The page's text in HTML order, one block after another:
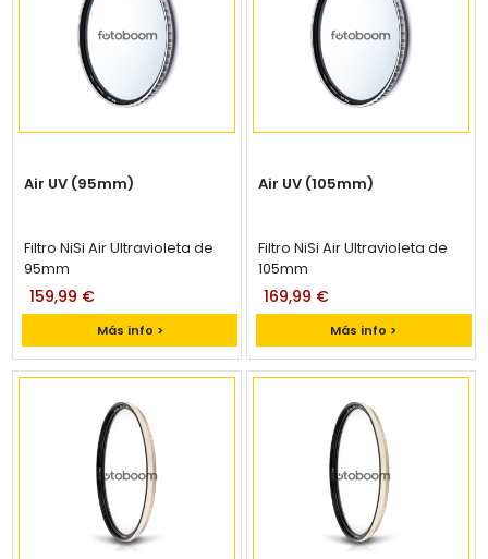
Air UV (95mm)
Filtro NiSi Air Ultravioleta de
95mm
Más info >
159,99 €
Air UV (105mm)
Filtro NiSi Air Ultravioleta de
105mm
Más info >
169,99 €